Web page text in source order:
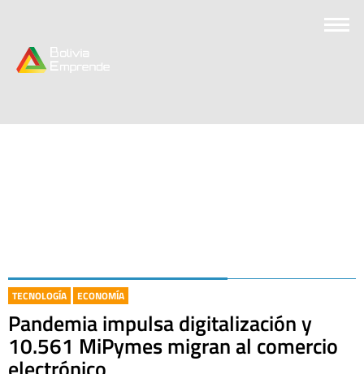
TECNOLOGÍA ECONOMÍA
Pandemia impulsa digitalización y
10.561 MiPymes migran al comercio